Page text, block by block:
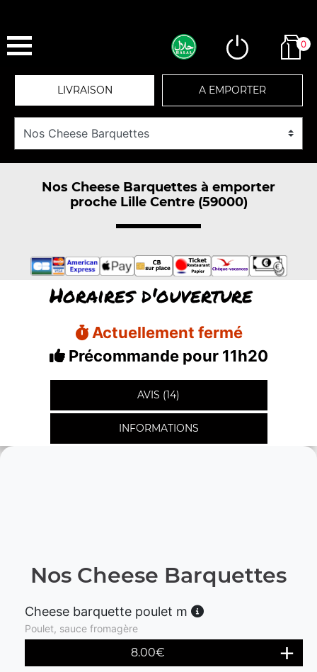
0
LIVRAISON A EMPORTER
Nos Cheese Barquettes à emporter
proche Lille Centre (59000)
Horaires d'ouverture
Actuellement fermé
Précommande pour 11h20
AVIS (14)
INFORMATIONS
Nos Cheese Barquettes
Cheese barquette poulet m
Poulet, sauce fromagère
8.00€